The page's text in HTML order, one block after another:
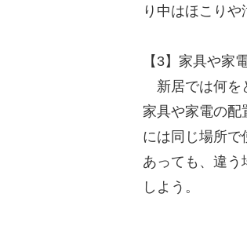
り中はほこり
【3】家具や家
新居では何を
家具や家電の配
には同じ場所で
あっても、違う
しよう。